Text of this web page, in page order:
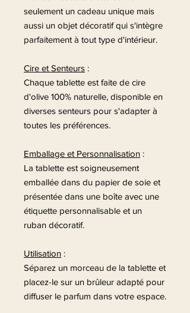
seulement un cadeau unique mais
aussi un objet décoratif qui s'intègre
parfaitement à tout type d'intérieur.
Cire et Senteurs :
Chaque tablette est faite de cire
d'olive 100% naturelle, disponible en
diverses senteurs pour s'adapter à
toutes les préférences.
Emballage et Personnalisation :
La tablette est soigneusement
emballée dans du papier de soie et
présentée dans une boîte avec une
étiquette personnalisable et un
ruban décoratif.
Utilisation :
Séparez un morceau de la tablette et
placez-le sur un brûleur adapté pour
diffuser le parfum dans votre espace.